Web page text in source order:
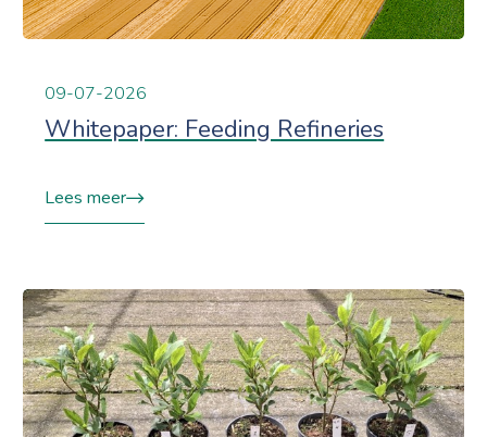
09-07-2026
Whitepaper: Feeding Refineries
Lees meer